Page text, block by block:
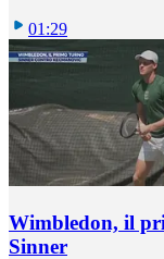
01:29
Wimbledon, il
Sinner